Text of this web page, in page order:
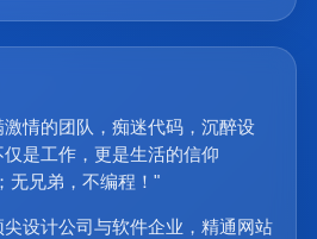
情的团队，痴迷代码，沉醉设
是工作，更是生活的信仰
兄弟，不编程！"
设计公司与软件企业，精通网站